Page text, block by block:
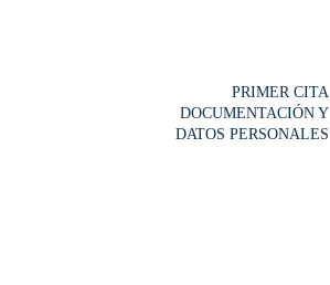
PRIMER CITA
DOCUMENTACIÓN Y
DATOS PERSONALES